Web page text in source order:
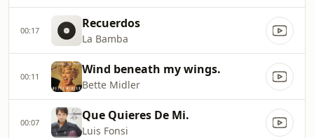
00:17 Recuerdos
La Bamba
00:11 Wind beneath my wings.
Bette Midler
00:07 Que Quieres De Mi.
Luis Fonsi